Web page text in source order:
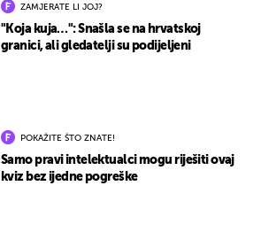
ZAMJERATE LI JOJ?
"Koja kuja…": Snašla se na hrvatskoj
granici, ali gledatelji su podijeljeni
POKAŽITE ŠTO ZNATE!
Samo pravi intelektualci mogu riješiti ovaj
kviz bez ijedne pogreške